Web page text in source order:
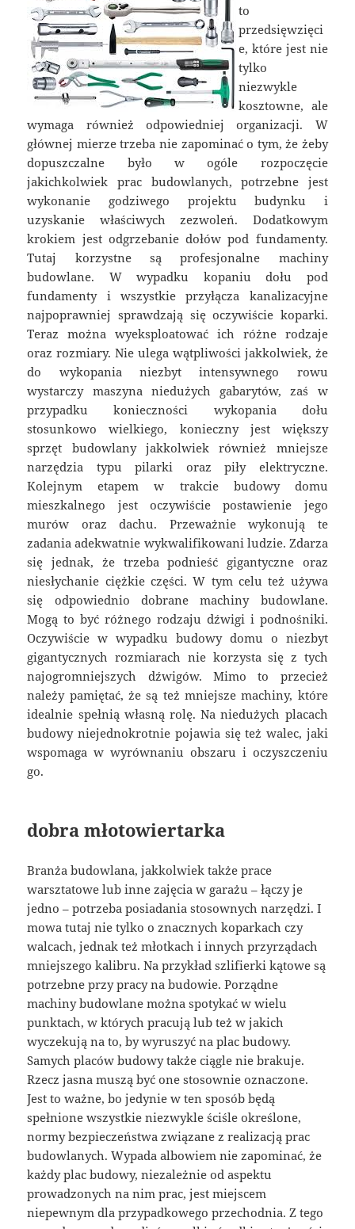
to
przedsięwzięci
e, które jest nie
tylko
niezwykle
kosztowne, ale
wymaga również odpowiedniej organizacji. W
głównej mierze trzeba nie zapominać o tym, że żeby
dopuszczalne było w ogóle rozpoczęcie
jakichkolwiek prac budowlanych, potrzebne jest
wykonanie godziwego projektu budynku i
uzyskanie właściwych zezwoleń. Dodatkowym
krokiem jest odgrzebanie dołów pod fundamenty.
Tutaj korzystne są profesjonalne machiny
budowlane. W wypadku kopaniu dołu pod
fundamenty i wszystkie przyłącza kanalizacyjne
najpoprawniej sprawdzają się oczywiście koparki.
Teraz można wyeksploatować ich różne rodzaje
oraz rozmiary. Nie ulega wątpliwości jakkolwiek, że
do wykopania niezbyt intensywnego rowu
wystarczy maszyna niedużych gabarytów, zaś w
przypadku konieczności wykopania dołu
stosunkowo wielkiego, konieczny jest większy
sprzęt budowlany jakkolwiek również mniejsze
narzędzia typu pilarki oraz piły elektryczne.
Kolejnym etapem w trakcie budowy domu
mieszkalnego jest oczywiście postawienie jego
murów oraz dachu. Przeważnie wykonują te
zadania adekwatnie wykwalifikowani ludzie. Zdarza
się jednak, że trzeba podnieść gigantyczne oraz
niesłychanie ciężkie części. W tym celu też używa
się odpowiednio dobrane machiny budowlane.
Mogą to być różnego rodzaju dźwigi i podnośniki.
Oczywiście w wypadku budowy domu o niezbyt
gigantycznych rozmiarach nie korzysta się z tych
najogromniejszych dźwigów. Mimo to przecież
należy pamiętać, że są też mniejsze machiny, które
idealnie spełnią własną rolę. Na niedużych placach
budowy niejednokrotnie pojawia się też walec, jaki
wspomaga w wyrównaniu obszaru i oczyszczeniu
go.
dobra młotowiertarka
Branża budowlana, jakkolwiek także prace
warsztatowe lub inne zajęcia w garażu – łączy je
jedno – potrzeba posiadania stosownych narzędzi. I
mowa tutaj nie tylko o znacznych koparkach czy
walcach, jednak też młotkach i innych przyrządach
mniejszego kalibru. Na przykład szlifierki kątowe są
potrzebne przy pracy na budowie. Porządne
machiny budowlane można spotykać w wielu
punktach, w których pracują lub też w jakich
wyczekują na to, by wyruszyć na plac budowy.
Samych placów budowy także ciągle nie brakuje.
Rzecz jasna muszą być one stosownie oznaczone.
Jest to ważne, bo jedynie w ten sposób będą
spełnione wszystkie niezwykle ściśle określone,
normy bezpieczeństwa związane z realizacją prac
budowlanych. Wypada albowiem nie zapominać, że
każdy plac budowy, niezależnie od aspektu
prowadzonych na nim prac, jest miejscem
niepewnym dla przypadkowego przechodnia. Z tego